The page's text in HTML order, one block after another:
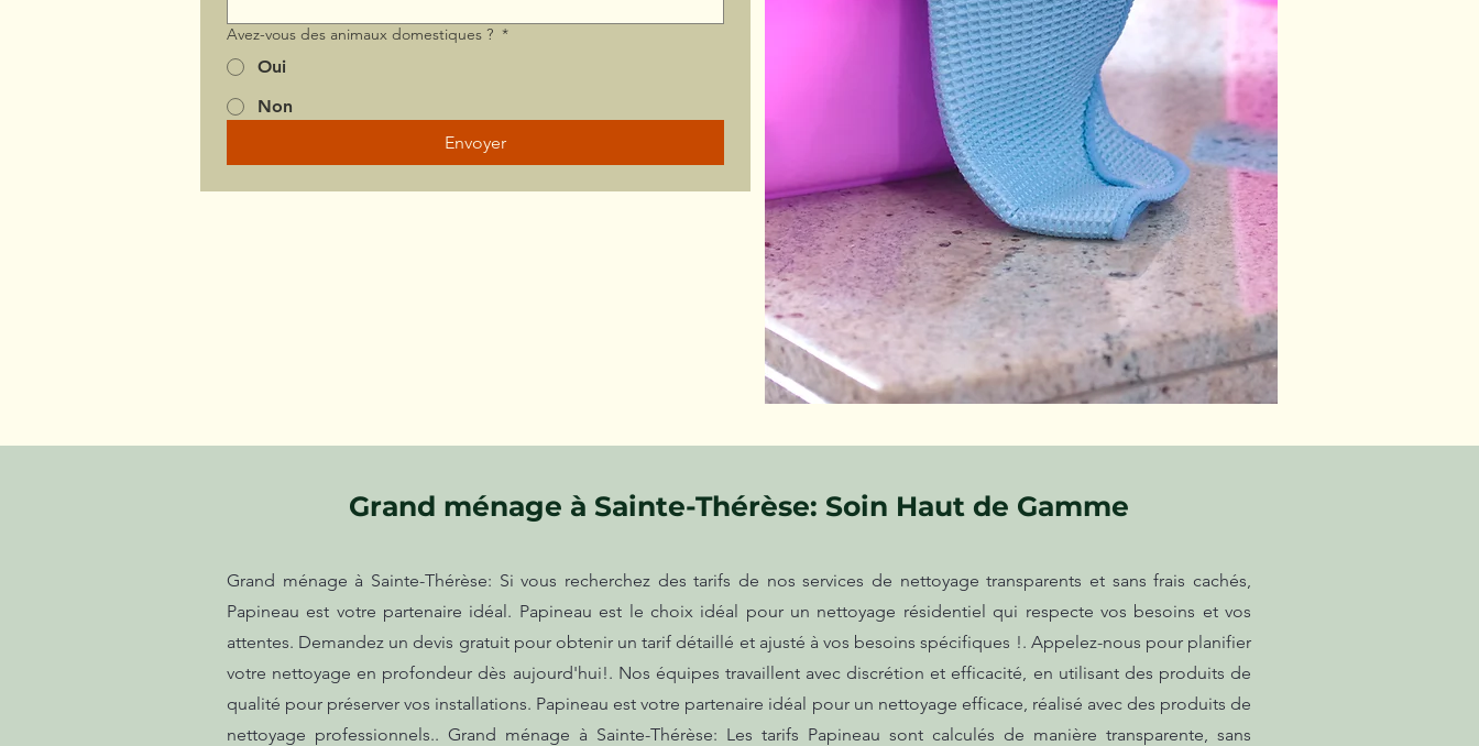
Avez-vous des animaux domestiques ? *
Oui
Non
Envoyer
Grand ménage à Sainte-Thérèse: Soin Haut de Gamme
Grand ménage à Sainte-Thérèse: Si vous recherchez des tarifs de nos services de nettoyage transparents et sans frais cachés,
Papineau est votre partenaire idéal. Papineau est le choix idéal pour un nettoyage résidentiel qui respecte vos besoins et vos
attentes. Demandez un devis gratuit pour obtenir un tarif détaillé et ajusté à vos besoins spécifiques !. Appelez-nous pour planifier
votre nettoyage en profondeur dès aujourd'hui!. Nos équipes travaillent avec discrétion et efficacité, en utilisant des produits de
qualité pour préserver vos installations. Papineau est votre partenaire idéal pour un nettoyage efficace, réalisé avec des produits de
nettoyage professionnels.. Grand ménage à Sainte-Thérèse: Les tarifs Papineau sont calculés de manière transparente, sans